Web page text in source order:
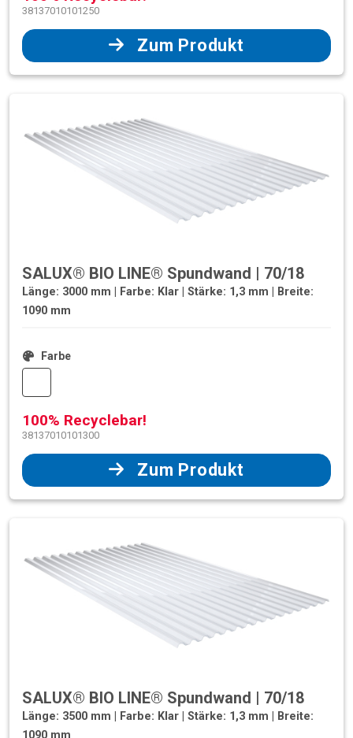
38137010101250
Zum Produkt
SALUX® BIO LINE® Spundwand | 70/18
Länge: 3000 mm | Farbe: Klar | Stärke: 1,3 mm | Breite:
1090 mm
Farbe
100% Recyclebar!
38137010101300
Zum Produkt
SALUX® BIO LINE® Spundwand | 70/18
Länge: 3500 mm | Farbe: Klar | Stärke: 1,3 mm | Breite:
1090 mm